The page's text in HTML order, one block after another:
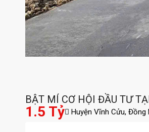
BẬT MÍ CƠ HỘI ĐẦU TƯ
1.5 Tỷ Huyện Vĩnh Cửu, Đồng